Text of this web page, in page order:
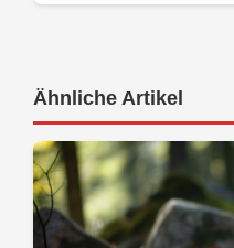
Ähnliche Artikel